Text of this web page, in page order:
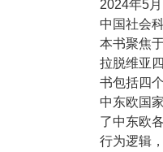
2024年5月
中国社会
本书聚焦
拉脱维亚
书包括四
中东欧国
了中东欧
行为逻辑